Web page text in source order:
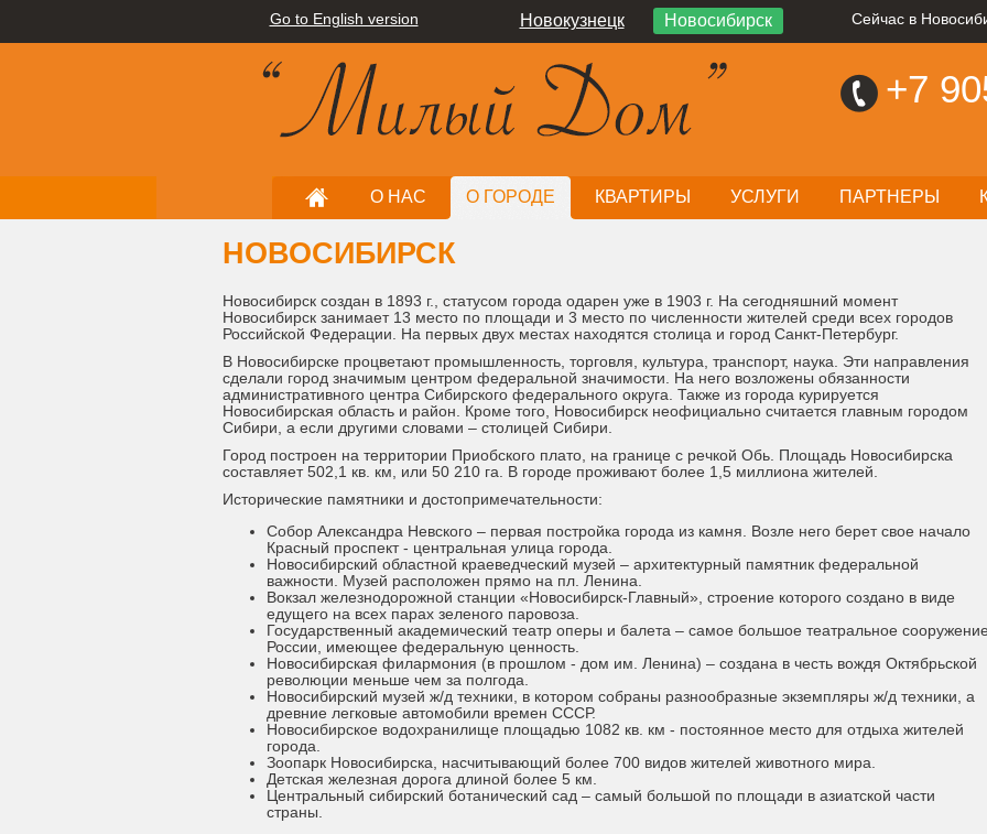
Go to English version Новокузнецк Новосибирск Сейчас в
+7
О НАС О ГОРОДЕ КВАРТИРЫ УСЛУГИ ПАРТНЕРЫ
НОВОСИБИРСК
Новосибирск создан в 1893 г., статусом города одарен уже в 1903 г. На сегодняшний момент
Новосибирск занимает 13 место по площади и 3 место по численности жителей среди всех городов
Российской Федерации. На первых двух местах находятся столица и город Санкт-Петербург.
В Новосибирске процветают промышленность, торговля, культура, транспорт, наука. Эти направления
сделали город значимым центром федеральной значимости. На него возложены обязанности
административного центра Сибирского федерального округа. Также из города курируется
Новосибирская область и район. Кроме того, Новосибирск неофициально считается главным городом
Сибири, а если другими словами – столицей Сибири.
Город построен на территории Приобского плато, на границе с речкой Обь. Площадь Новосибирска
составляет 502,1 кв. км, или 50 210 га. В городе проживают более 1,5 миллиона жителей.
Исторические памятники и достопримечательности:
Собор Александра Невского – первая постройка города из камня. Возле него берет свое начало
Красный проспект - центральная улица города.
Новосибирский областной краеведческий музей – архитектурный памятник федеральной
важности. Музей расположен прямо на пл. Ленина.
Вокзал железнодорожной станции «Новосибирск-Главный», строение которого создано в виде
едущего на всех парах зеленого паровоза.
Государственный академический театр оперы и балета – самое большое театральное
России, имеющее федеральную ценность.
Новосибирская филармония (в прошлом - дом им. Ленина) – создана в честь вождя Октябрьской
революции меньше чем за полгода.
Новосибирский музей ж/д техники, в котором собраны разнообразные экземпляры ж/д техники, а
древние легковые автомобили времен СССР.
Новосибирское водохранилище площадью 1082 кв. км - постоянное место для отдыха жителей
города.
Зоопарк Новосибирска, насчитывающий более 700 видов жителей животного мира.
Детская железная дорога длиной более 5 км.
Центральный сибирский ботанический сад – самый большой по площади в азиатской части
страны.